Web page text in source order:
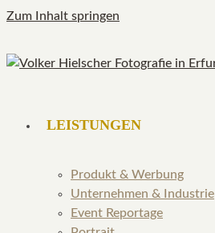
Zum Inhalt springen
LEISTUNGEN
Produkt & Werbung
Unternehmen & Industrie
Event Reportage